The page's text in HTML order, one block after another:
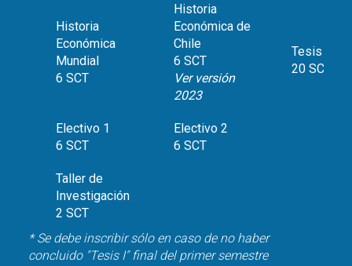
Tesis I
20 SCT
Historia
Económica
Mundial
6 SCT
Historia
Económica de
Chile
6 SCT
Ver versión
2023
Electivo 1
6 SCT
Electivo 2
6 SCT
Taller de
Investigación
2 SCT
* Se debe inscribir sólo en caso de no haber
concluido "Tesis I" final del primer semestre